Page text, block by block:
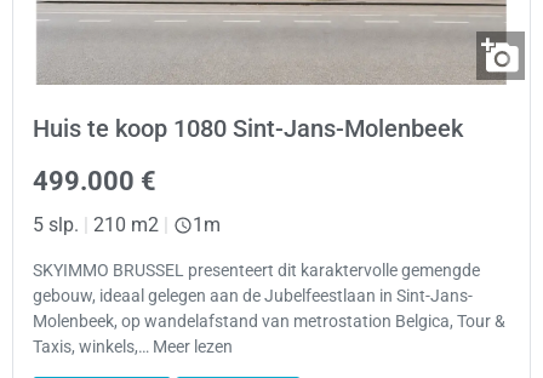
Huis te koop 1080 Sint-Jans-Molenbeek
499.000 €
5 slp. 210 m2 1m
SKYIMMO BRUSSEL presenteert dit karaktervolle gemengde
gebouw, ideaal gelegen aan de Jubelfeestlaan in Sint-Jans-
Molenbeek, op wandelafstand van metrostation Belgica, Tour &
Taxis, winkels,… Meer lezen